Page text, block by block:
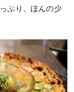
ぷり、ほんの少